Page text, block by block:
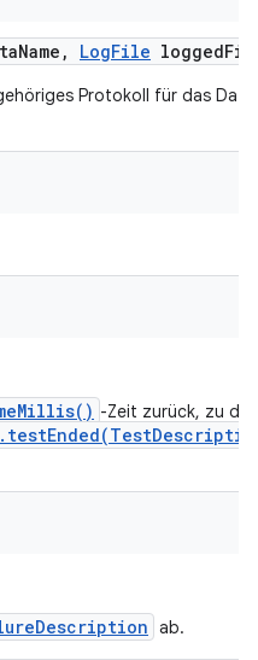
Name , LogFile logged
Protokoll für das
-Zeit zurück, zu
ab.